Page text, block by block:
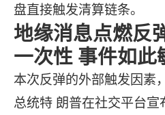
盘直接触发清算链条。
地缘消息点燃反
一次性 事件如此
本次反弹的外部触发因素
总统特 朗普在社交平台